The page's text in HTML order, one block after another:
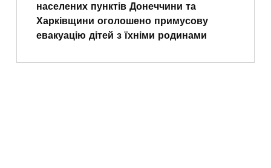
населених пунктів Донеччини та
Харківщини оголошено примусову
евакуацію дітей з їхніми родинами